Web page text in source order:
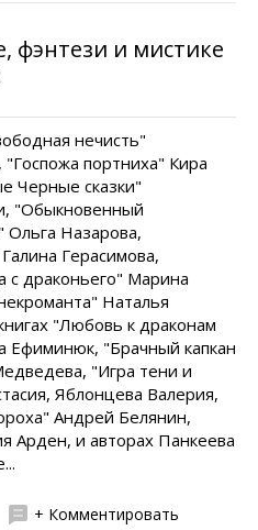
фэнтези и мистике
нечисть"
портниха" Кира
Черные сказки"
"Обыкновенный
Назарова,
Герасимова,
с драконьего" Марина
Наталья
"Любовь к драконам
Ефиминюк, "Брачный капкан
"Игра тени и
Яблонцева Валерия,
Андрей Белянин,
Арден, и авторах Панкеева
+ Комментировать